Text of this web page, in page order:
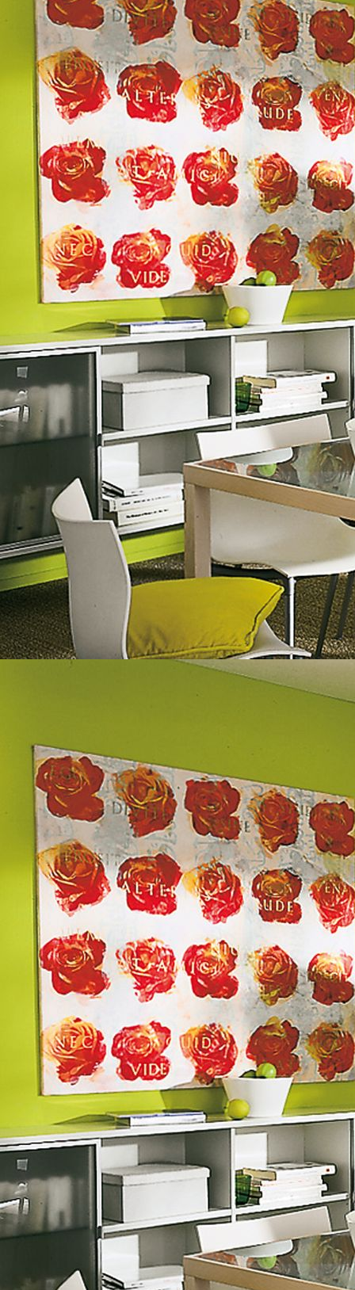
Nachher
MFH Dämmung